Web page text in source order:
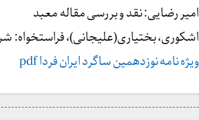
امیر رضایی: نقد و بررسی مقاله معبد
اشکوری، بختیاری(علیجانی)، فراستخواه:
ویژه نامه نوزدهمین ساگرد ایران فردا pdf